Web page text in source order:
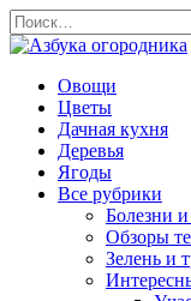
Перейти
к
содержанию
Search
for:
Овощи
Цветы
Дачная кухня
Деревья
Ягоды
Все рубрики
Болезни
Обзоры
Зелень и